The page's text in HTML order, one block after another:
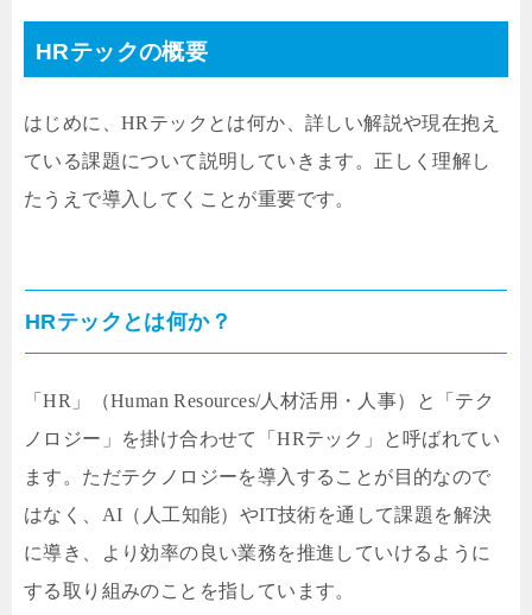
HRテックの概要
はじめに、HRテックとは何か、詳しい解説や現在抱え
ている課題について説明していきます。正しく理解し
たうえで導入してくことが重要です。
HRテックとは何か？
「HR」（Human Resources/人材活用・人事）と「テク
ノロジー」を掛け合わせて「HRテック」と呼ばれてい
ます。ただテクノロジーを導入することが目的なので
はなく、AI（人工知能）やIT技術を通して課題を解決
に導き、より効率の良い業務を推進していけるように
する取り組みのことを指しています。